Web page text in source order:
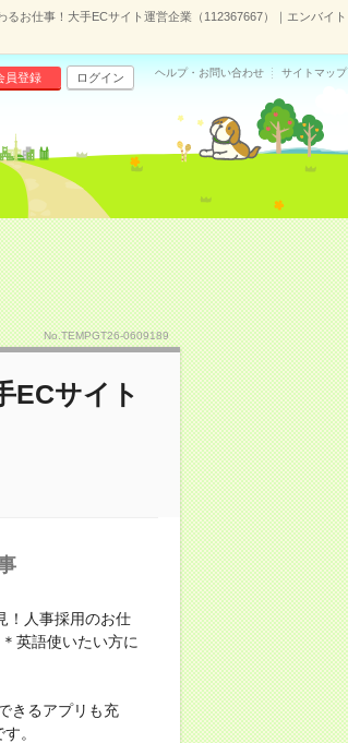
るお仕事！大手ECサイト運営企業（112367667）｜エンバイト
員登録 ログイン ヘルプ・お問い合わせ サイトマップ
No.TEMPGT26-0609189
ECサイト
！人事採用のお仕
英語使いたい方に
きるアプリも充
。